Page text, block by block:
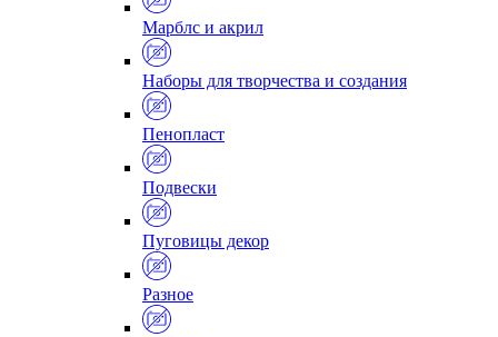
Марблс и акрил
Наборы для творчества и создания
Пенопласт
Подвески
Пуговицы декор
Разное